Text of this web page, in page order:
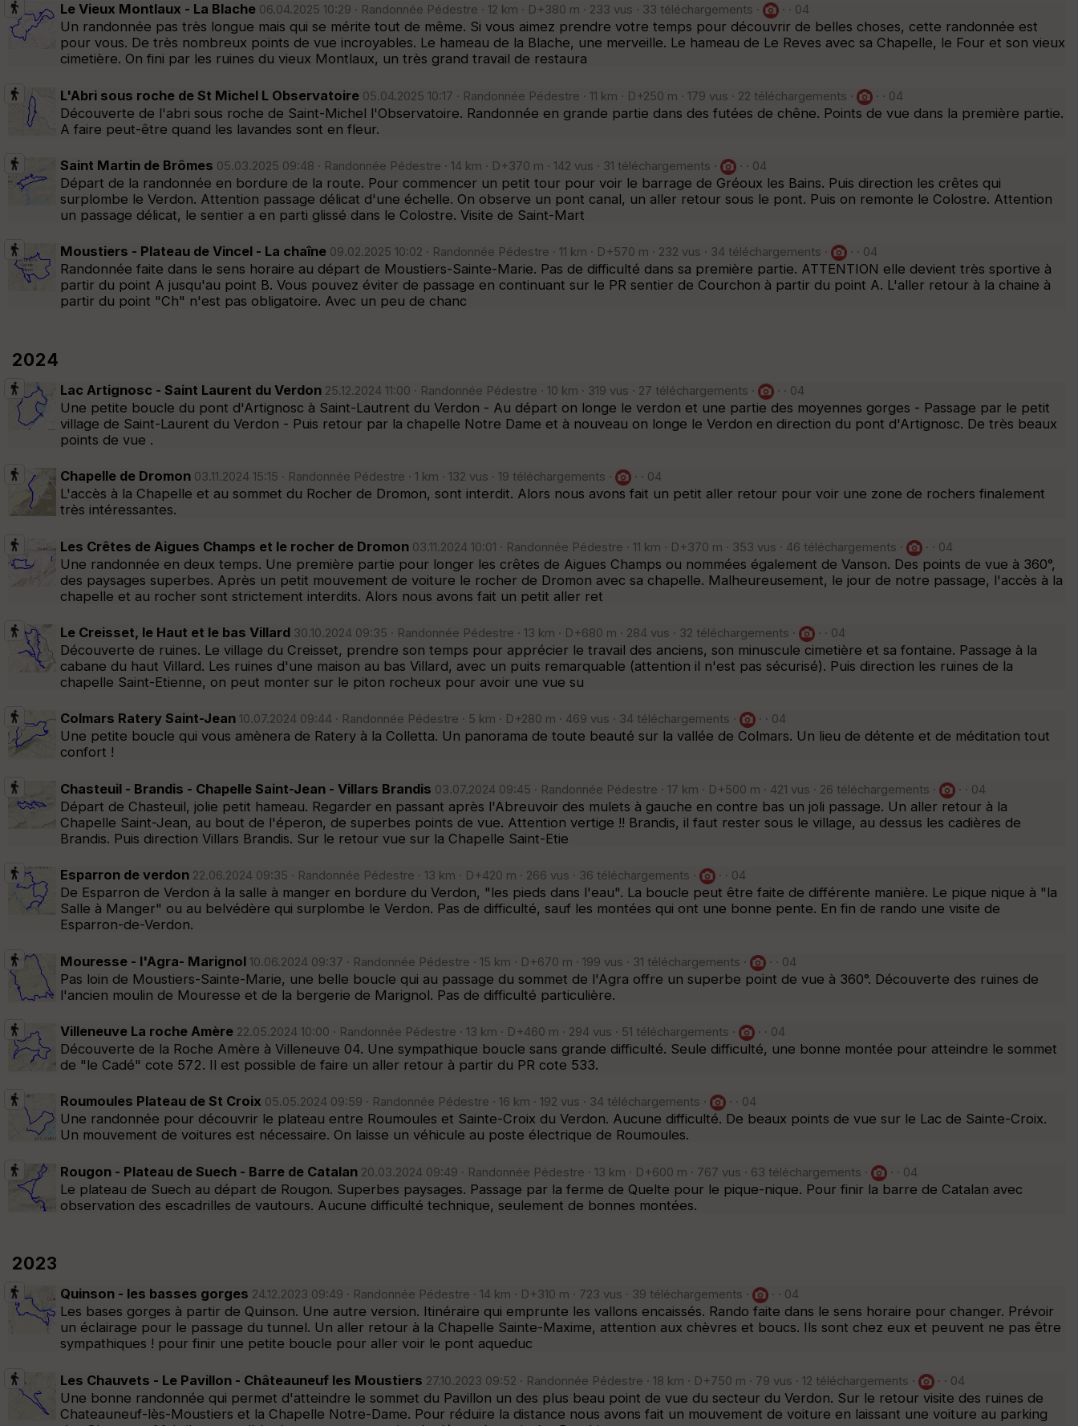
Le Vieux Montlaux - La Blache 06.04.2025 10:29 · Randonnée Pédestre · 12 km · D+380 m · 233 vus · 33 téléchargements · · · 04
Un randonnée pas très longue mais qui se mérite tout de même. Si vous aimez prendre votre temps pour découvrir de belles choses, cette randonnée est
pour vous. De très nombreux points de vue incroyables. Le hameau de la Blache, une merveille. Le hameau de Le Reves avec sa Chapelle, le Four et son vieux
cimetière. On fini par les ruines du vieux Montlaux, un très grand travail de restaura
L'Abri sous roche de St Michel L Observatoire 05.04.2025 10:17 · Randonnée Pédestre · 11 km · D+250 m · 179 vus · 22 téléchargements · · · 04
Découverte de l'abri sous roche de Saint-Michel l'Observatoire. Randonnée en grande partie dans des futées de chêne. Points de vue dans la première partie.
A faire peut-être quand les lavandes sont en fleur.
Saint Martin de Brômes 05.03.2025 09:48 · Randonnée Pédestre · 14 km · D+370 m · 142 vus · 31 téléchargements · · · 04
Départ de la randonnée en bordure de la route. Pour commencer un petit tour pour voir le barrage de Gréoux les Bains. Puis direction les crêtes qui
surplombe le Verdon. Attention passage délicat d'une échelle. On observe un pont canal, un aller retour sous le pont. Puis on remonte le Colostre. Attention
un passage délicat, le sentier a en parti glissé dans le Colostre. Visite de Saint-Mart
Moustiers - Plateau de Vincel - La chaîne 09.02.2025 10:02 · Randonnée Pédestre · 11 km · D+570 m · 232 vus · 34 téléchargements · · · 04
Randonnée faite dans le sens horaire au départ de Moustiers-Sainte-Marie. Pas de difficulté dans sa première partie. ATTENTION elle devient très sportive à
partir du point A jusqu'au point B. Vous pouvez éviter de passage en continuant sur le PR sentier de Courchon à partir du point A. L'aller retour à la chaine à
partir du point "Ch" n'est pas obligatoire. Avec un peu de chanc
2024
Lac Artignosc - Saint Laurent du Verdon 25.12.2024 11:00 · Randonnée Pédestre · 10 km · 319 vus · 27 téléchargements · · · 04
Une petite boucle du pont d'Artignosc à Saint-Lautrent du Verdon - Au départ on longe le verdon et une partie des moyennes gorges - Passage par le petit
village de Saint-Laurent du Verdon - Puis retour par la chapelle Notre Dame et à nouveau on longe le Verdon en direction du pont d'Artignosc. De très beaux
points de vue .
Chapelle de Dromon 03.11.2024 15:15 · Randonnée Pédestre · 1 km · 132 vus · 19 téléchargements · · · 04
L'accès à la Chapelle et au sommet du Rocher de Dromon, sont interdit. Alors nous avons fait un petit aller retour pour voir une zone de rochers finalement
très intéressantes.
Les Crêtes de Aigues Champs et le rocher de Dromon 03.11.2024 10:01 · Randonnée Pédestre · 11 km · D+370 m · 353 vus · 46 téléchargements · · · 04
Une randonnée en deux temps. Une première partie pour longer les crêtes de Aigues Champs ou nommées également de Vanson. Des points de vue à 360°,
des paysages superbes. Après un petit mouvement de voiture le rocher de Dromon avec sa chapelle. Malheureusement, le jour de notre passage, l'accès à la
chapelle et au rocher sont strictement interdits. Alors nous avons fait un petit aller ret
Le Creisset, le Haut et le bas Villard 30.10.2024 09:35 · Randonnée Pédestre · 13 km · D+680 m · 284 vus · 32 téléchargements · · · 04
Découverte de ruines. Le village du Creisset, prendre son temps pour apprécier le travail des anciens, son minuscule cimetière et sa fontaine. Passage à la
cabane du haut Villard. Les ruines d'une maison au bas Villard, avec un puits remarquable (attention il n'est pas sécurisé). Puis direction les ruines de la
chapelle Saint-Etienne, on peut monter sur le piton rocheux pour avoir une vue su
Colmars Ratery Saint-Jean 10.07.2024 09:44 · Randonnée Pédestre · 5 km · D+280 m · 469 vus · 34 téléchargements · · · 04
Une petite boucle qui vous amènera de Ratery à la Colletta. Un panorama de toute beauté sur la vallée de Colmars. Un lieu de détente et de méditation tout
confort !
Chasteuil - Brandis - Chapelle Saint-Jean - Villars Brandis 03.07.2024 09:45 · Randonnée Pédestre · 17 km · D+500 m · 421 vus · 26 téléchargements · · · 04
Départ de Chasteuil, jolie petit hameau. Regarder en passant après l'Abreuvoir des mulets à gauche en contre bas un joli passage. Un aller retour à la
Chapelle Saint-Jean, au bout de l'éperon, de superbes points de vue. Attention vertige !! Brandis, il faut rester sous le village, au dessus les cadières de
Brandis. Puis direction Villars Brandis. Sur le retour vue sur la Chapelle Saint-Etie
Esparron de verdon 22.06.2024 09:35 · Randonnée Pédestre · 13 km · D+420 m · 266 vus · 36 téléchargements · · · 04
De Esparron de Verdon à la salle à manger en bordure du Verdon, "les pieds dans l'eau". La boucle peut être faite de différente manière. Le pique nique à "la
Salle à Manger" ou au belvédère qui surplombe le Verdon. Pas de difficulté, sauf les montées qui ont une bonne pente. En fin de rando une visite de
Esparron-de-Verdon.
Mouresse - l'Agra- Marignol 10.06.2024 09:37 · Randonnée Pédestre · 15 km · D+670 m · 199 vus · 31 téléchargements · · · 04
Pas loin de Moustiers-Sainte-Marie, une belle boucle qui au passage du sommet de l'Agra offre un superbe point de vue à 360°. Découverte des ruines de
l'ancien moulin de Mouresse et de la bergerie de Marignol. Pas de difficulté particulière.
Villeneuve La roche Amère 22.05.2024 10:00 · Randonnée Pédestre · 13 km · D+460 m · 294 vus · 51 téléchargements · · · 04
Découverte de la Roche Amère à Villeneuve 04. Une sympathique boucle sans grande difficulté. Seule difficulté, une bonne montée pour atteindre le sommet
de "le Cadé" cote 572. Il est possible de faire un aller retour à partir du PR cote 533.
Roumoules Plateau de St Croix 05.05.2024 09:59 · Randonnée Pédestre · 16 km · 192 vus · 34 téléchargements · · · 04
Une randonnée pour découvrir le plateau entre Roumoules et Sainte-Croix du Verdon. Aucune difficulté. De beaux points de vue sur le Lac de Sainte-Croix.
Un mouvement de voitures est nécessaire. On laisse un véhicule au poste électrique de Roumoules.
Rougon - Plateau de Suech - Barre de Catalan 20.03.2024 09:49 · Randonnée Pédestre · 13 km · D+600 m · 767 vus · 63 téléchargements · · · 04
Le plateau de Suech au départ de Rougon. Superbes paysages. Passage par la ferme de Quelte pour le pique-nique. Pour finir la barre de Catalan avec
observation des escadrilles de vautours. Aucune difficulté technique, seulement de bonnes montées.
2023
Quinson - les basses gorges 24.12.2023 09:49 · Randonnée Pédestre · 14 km · D+310 m · 723 vus · 39 téléchargements · · · 04
Les bases gorges à partir de Quinson. Une autre version. Itinéraire qui emprunte les vallons encaissés. Rando faite dans le sens horaire pour changer. Prévoir
un éclairage pour le passage du tunnel. Un aller retour à la Chapelle Sainte-Maxime, attention aux chèvres et boucs. Ils sont chez eux et peuvent ne pas être
sympathiques ! pour finir une petite boucle pour aller voir le pont aqueduc
Les Chauvets - Le Pavillon - Châteauneuf les Moustiers 27.10.2023 09:52 · Randonnée Pédestre · 18 km · D+750 m · 79 vus · 12 téléchargements · · · 04
Une bonne randonnée qui permet d'atteindre le sommet du Pavillon un des plus beau point de vue du secteur du Verdon. Sur le retour visite des ruines de
Chateauneuf-lès-Moustiers et la Chapelle Notre-Dame. Pour réduire la distance nous avons fait un mouvement de voiture en laissant une voiture au parking